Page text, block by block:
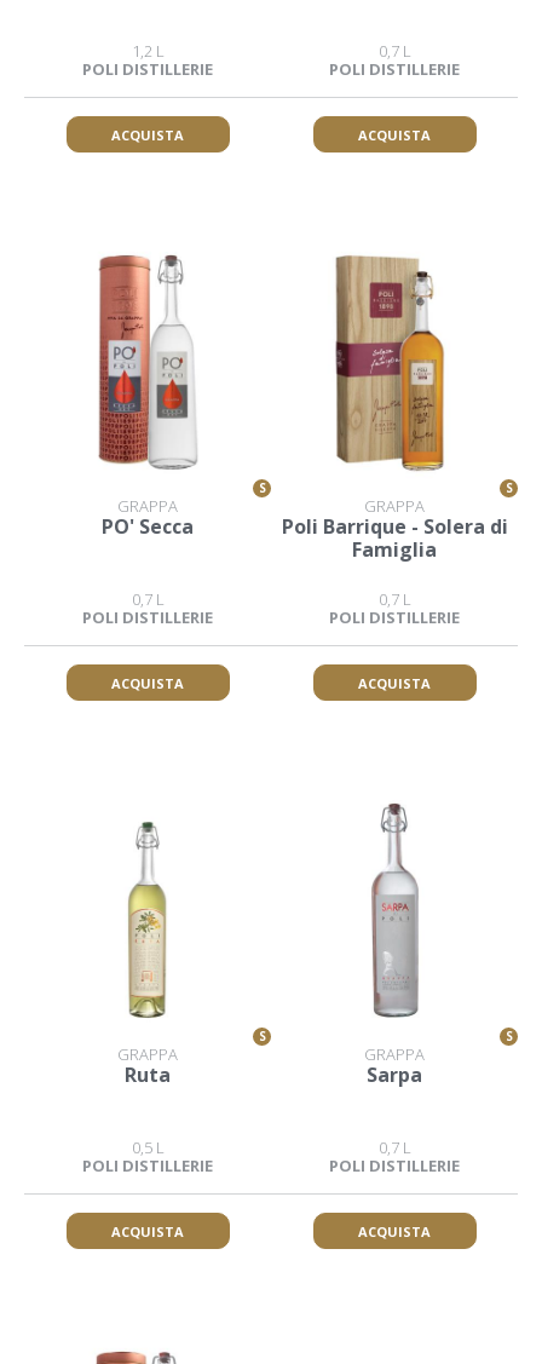
1,2 L
POLI DISTILLERIE
ACQUISTA
0,7 L
POLI DISTILLERIE
ACQUISTA
S
GRAPPA
PO' Secca
0,7 L
POLI DISTILLERIE
ACQUISTA
S
GRAPPA
Poli Barrique - Solera di
Famiglia
0,7 L
POLI DISTILLERIE
ACQUISTA
S
GRAPPA
Ruta
0,5 L
POLI DISTILLERIE
ACQUISTA
S
GRAPPA
Sarpa
0,7 L
POLI DISTILLERIE
ACQUISTA